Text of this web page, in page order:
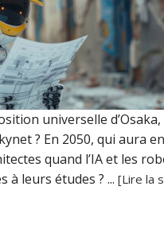
universelle
? En 2050, qui aura
quand l’IA et les
à leurs études ? ...[Lire la